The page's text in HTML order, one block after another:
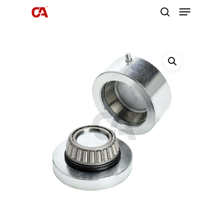
Premi invio per cercare o ESC per